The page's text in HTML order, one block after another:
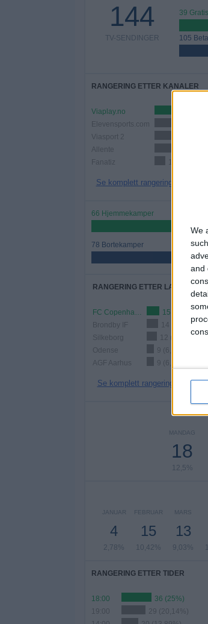
We
and
144
TV-SENDINGER
39
105
RANGERING ETTER KANALER
Viaplay.no
Elevensports.com
Viasport 2
Allente
Fanatiz
Se komplett rangering
66 Hjemmekamper
45,83%
78 Bortekamper
RANGERING ETTER LAG
FC Copenhagen
15 (10,42%)
Brondby IF
14 (9,72%)
Silkeborg
12 (8,33%)
Odense
9 (6,25%)
AGF Aarhus
9 (6,25%)
Se komplett rangering
MANDAG
18
12,5%
JANUAR
4
2,78%
FEBRUAR
15
10,42%
MARS
13
9,03%
RANGERING ETTER TIDER
18:00
36 (25%)
19:00
29 (20,14%)